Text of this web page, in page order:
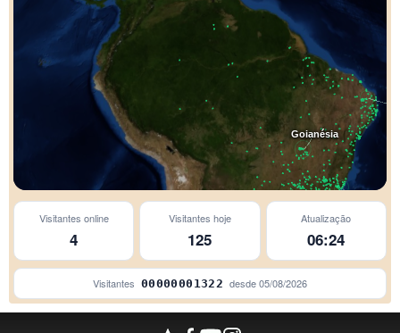
Goianésia
Visitantes online
4
Visitantes hoje
125
Atualização
06:24
Visitantes 00000001322 desde05/08/2026